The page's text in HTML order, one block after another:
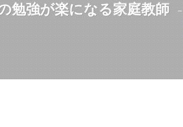
勉強が楽になる家庭教師